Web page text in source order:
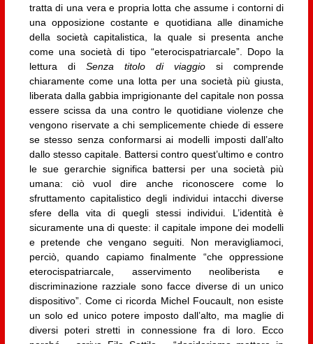
tratta di una vera e propria lotta che assume i contorni di
una opposizione costante e quotidiana alle dinamiche
della società capitalistica, la quale si presenta anche
come una società di tipo “eterocispatriarcale”. Dopo la
lettura di Senza titolo di viaggio si comprende
chiaramente come una lotta per una società più giusta,
liberata dalla gabbia imprigionante del capitale non possa
essere scissa da una contro le quotidiane violenze che
vengono riservate a chi semplicemente chiede di essere
se stesso senza conformarsi ai modelli imposti dall’alto
dallo stesso capitale. Battersi contro quest’ultimo e contro
le sue gerarchie significa battersi per una società più
umana: ciò vuol dire anche riconoscere come lo
sfruttamento capitalistico degli individui intacchi diverse
sfere della vita di quegli stessi individui. L’identità è
sicuramente una di queste: il capitale impone dei modelli
e pretende che vengano seguiti. Non meravigliamoci,
perciò, quando capiamo finalmente “che oppressione
eterocispatriarcale, asservimento neoliberista e
discriminazione razziale sono facce diverse di un unico
dispositivo”. Come ci ricorda Michel Foucault, non esiste
un solo ed unico potere imposto dall’alto, ma maglie di
diversi poteri stretti in connessione fra di loro. Ecco